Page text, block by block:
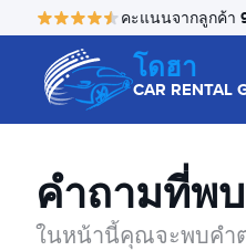
คะแนนจากลูกค้า
โดฮา
CAR RENTAL
คำถามที่พ
ในหน้านี้คุณจะพบคำ